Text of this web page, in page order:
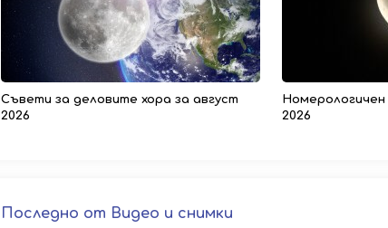
Съвети за деловите хора за август
2026
Номерологичен
2026
Последно от Видео и снимки